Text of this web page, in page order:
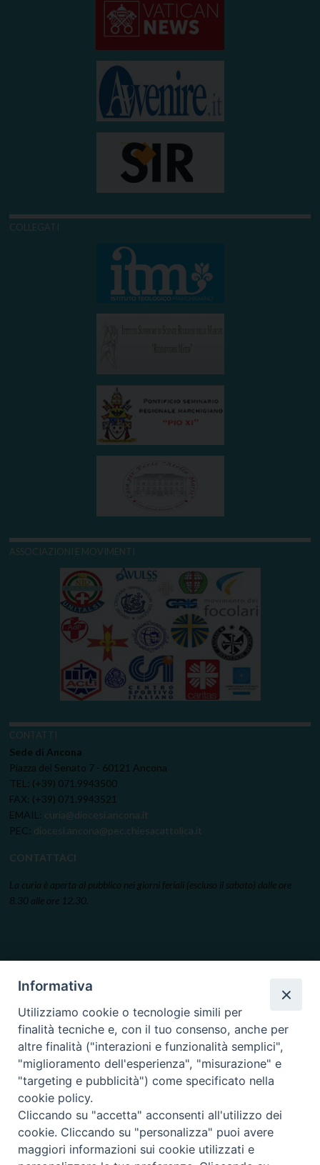
COLLEGATI
ASSOCIAZIONI E MOVIMENTI
CONTATTI
Sede di Ancona
Piazza del Senato 7 - 60121 Ancona
TEL: (+39) 071.9943500
FAX: (+39) 071.9943521
EMAIL: curia@diocesi.ancona.it
PEC: diocesi.ancona@pec.chiesacattolica.it
CONTATTACI
La curia è aperta al pubblico nei giorni feriali (escluso il sabato) dalle ore
8.30 alle ore 12.30.
Informativa
Utilizziamo cookie o tecnologie simili per
finalità tecniche e, con il tuo consenso, anche per
altre finalità ("interazioni e funzionalità semplici",
"miglioramento dell'esperienza", "misurazione" e
"targeting e pubblicità") come specificato nella
cookie policy.
Cliccando su "accetta" acconsenti all'utilizzo dei
cookie. Cliccando su "personalizza" puoi avere
maggiori informazioni sui cookie utilizzati e